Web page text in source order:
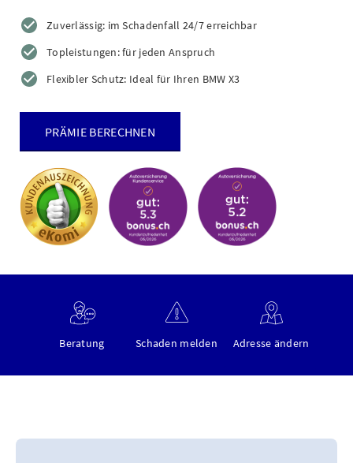
Zuverlässig: im Schadenfall 24/7 erreichbar
Topleistungen: für jeden Anspruch
Flexibler Schutz: Ideal für Ihren BMW X3
PRÄMIE BERECHNEN
Beratung Schaden melden Adresse ändern